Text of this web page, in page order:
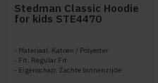
Stedman Classic Hoodie
for kids STE4470
Materiaal: Katoen / Polyester
Fit: Regular Fit
Eigenschap: Zachte binnenzijde